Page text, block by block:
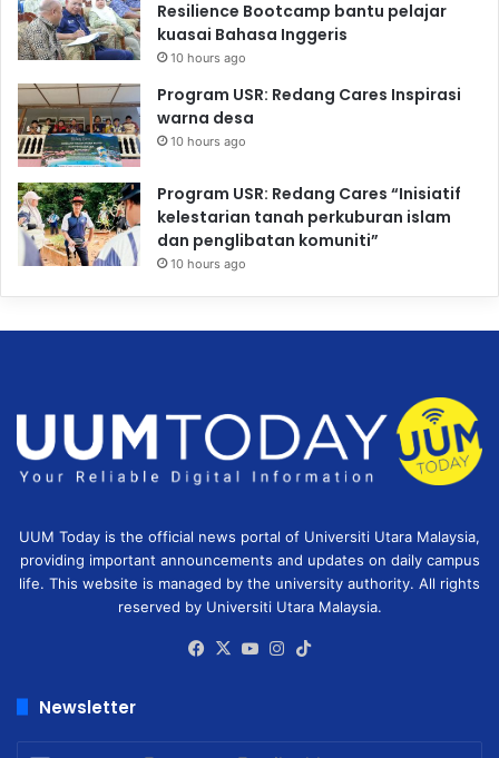
Resilience Bootcamp bantu pelajar
kuasai Bahasa Inggeris
10 hours ago
Program USR: Redang Cares Inspirasi
warna desa
10 hours ago
Program USR: Redang Cares “Inisiatif
kelestarian tanah perkuburan islam
dan penglibatan komuniti”
10 hours ago
UUM Today is the official news portal of Universiti Utara Malaysia,
providing important announcements and updates on daily campus
life. This website is managed by the university authority. All rights
reserved by Universiti Utara Malaysia.
Facebook
X YouTubeInstagram
Newsletter